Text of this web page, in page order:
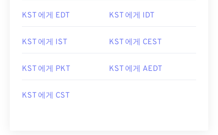
KST 에게 EDT KST 에게 IDT
KST 에게 IST KST 에게 CEST
KST 에게 PKT KST 에게 AEDT
KST 에게 CST